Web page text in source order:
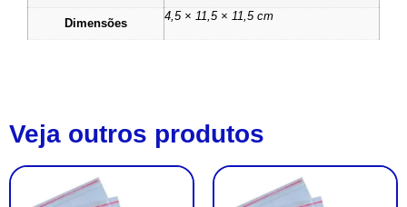
Dimensões
4,5 × 11,5 × 11,5 cm
Veja outros produtos